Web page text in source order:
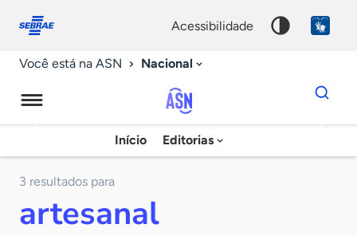
conosco
acessibilidade
Você está na ASN Nacional
Agência
Sebrae
Início Editorias
Dados
para
chave
3 resultados para
artesanal